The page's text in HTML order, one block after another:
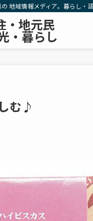
地域情報メディア。暮らし・
・地元民
・暮らし
む♪